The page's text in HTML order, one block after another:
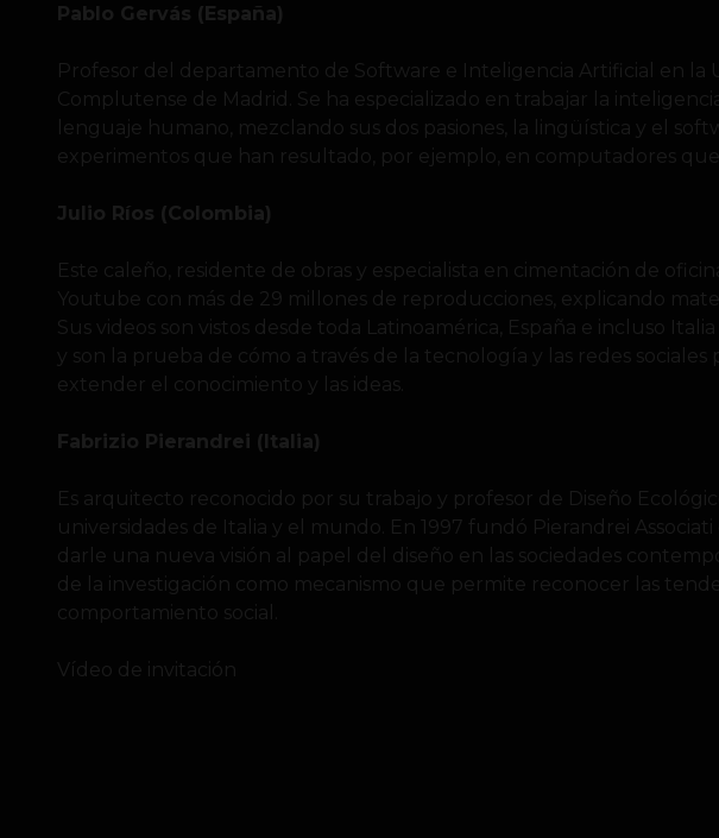
Pablo Gervás (España)
Profesor del departamento de Software e Inteligencia Artificial en la
Complutense de Madrid. Se ha especializado en trabajar la
lenguaje humano, mezclando sus dos pasiones, la lingüística y el
experimentos que han resultado, por ejemplo, en computadores que
Julio Ríos (Colombia)
Este caleño, residente de obras y especialista en cimentación de
Youtube con más de 29 millones de reproducciones, explicando
Sus videos son vistos desde toda Latinoamérica, España e incluso Italia
y son la prueba de cómo a través de la tecnología y las redes
extender el conocimiento y las ideas.
Fabrizio Pierandrei (Italia)
Es arquitecto reconocido por su trabajo y profesor de Diseño
universidades de Italia y el mundo. En 1997 fundó Pierandrei
darle una nueva visión al papel del diseño en las sociedades
de la investigación como mecanismo que permite reconocer las
comportamiento social.
Vídeo de invitación